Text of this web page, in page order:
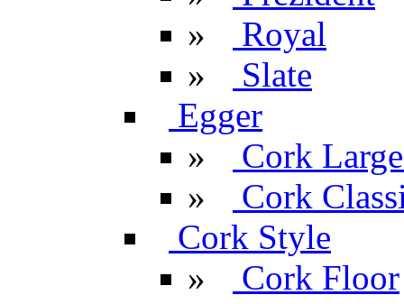
»
Royal
»
Slate
Egger
»
Cork
»
Cork
Cork Style
»
Cork Floor